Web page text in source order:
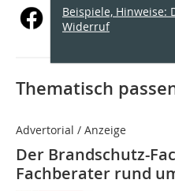
Beispiele, Hinweise:
Widerruf
Thematisch
Advertorial / Anzeige
Der Brandschutz-
Fachberater rund